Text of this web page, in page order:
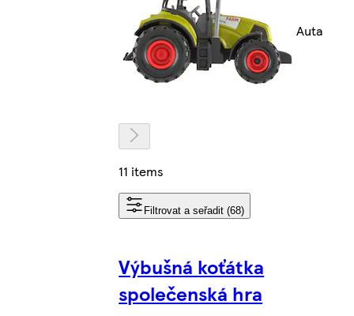
Auta
11 items
Filtrovat a seřadit (68)
Výbušná koťátka
společenská hra